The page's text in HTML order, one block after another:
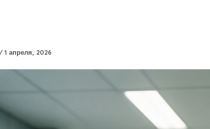
/ 1 апреля, 2026